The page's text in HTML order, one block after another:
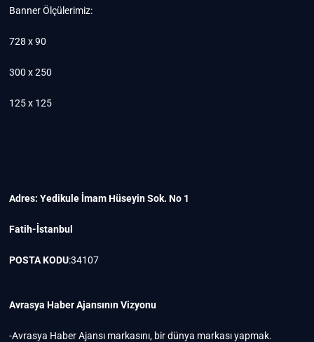
Banner Ölçülerimiz:
728 x 90
300 x 250
125 x 125
Adres: Yedikule İmam Hüseyin Sok. No 1
Fatih-İstanbul
POSTA KODU:34107
Avrasya Haber Ajansının Vizyonu
-Avrasya Haber Ajansı markasını, bir dünya markası yapmak.